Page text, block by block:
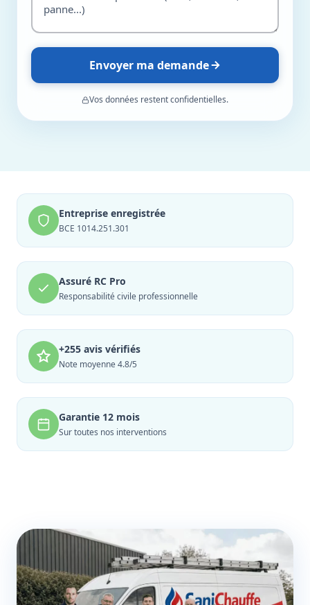
Envoyer ma demande
Vos données restent confidentielles.
Entreprise enregistrée
BCE 1014.251.301
Assuré RC Pro
Responsabilité civile professionnelle
+255 avis vérifiés
Note moyenne 4.8/5
Garantie 12 mois
Sur toutes nos interventions